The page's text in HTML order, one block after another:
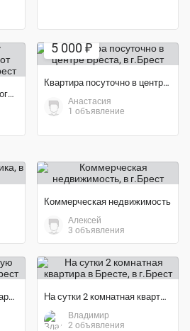
Уютный коттедж у соснового леса в 5 км от Бреста Беларусь
5 000 ₽
Квартира посуточно в центре Бреста
Анастасия
1 объявление
Коммерческая недвижимость
Алексей
3 объявления
Продам 2 х комнатную квартиру в Бресте На сутки 2 комнатная квартира в Бресте
Владимир
2 объявления